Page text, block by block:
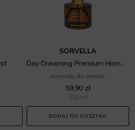
SORVELLA
Day Dreaming Premium Home Fragrance
Aromaty do wnętrz
59,90 zł
120 ml
DODAJ DO KOSZYKA